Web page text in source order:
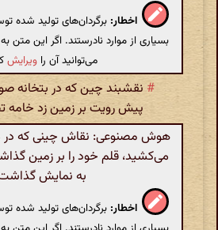
اخطار: برگردان‌های تولید
بسیاری از موارد نادرستند. اگر این متن
می‌توانید آن را ویرایش
# نقشبند چین که در بتخانه
پیش رویت بر زمین زد
هوش مصنوعی: نقاش چینی که در
می‌کشید، قلم خود را بر زمین
به نمایش
اخطار: برگردان‌های تولید